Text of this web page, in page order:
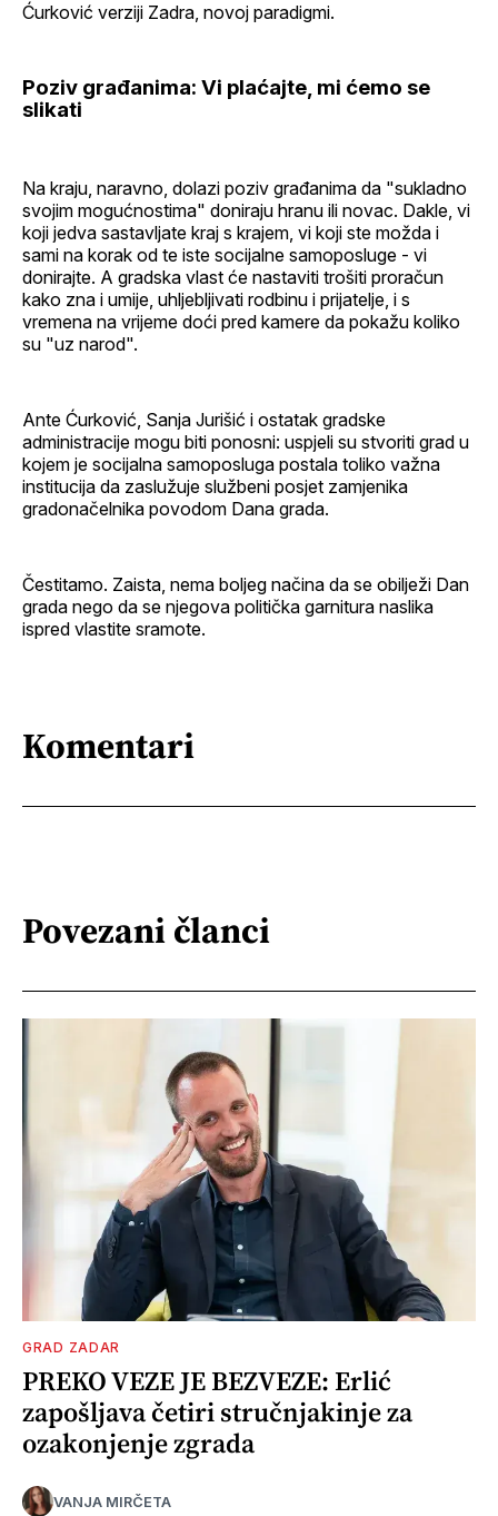
Ćurković verziji Zadra, novoj paradigmi.
Poziv građanima: Vi plaćajte, mi ćemo se
slikati
Na kraju, naravno, dolazi poziv građanima da "sukladno
svojim mogućnostima" doniraju hranu ili novac. Dakle, vi
koji jedva sastavljate kraj s krajem, vi koji ste možda i
sami na korak od te iste socijalne samoposluge - vi
donirajte. A gradska vlast će nastaviti trošiti proračun
kako zna i umije, uhljebljivati rodbinu i prijatelje, i s
vremena na vrijeme doći pred kamere da pokažu koliko
su "uz narod".
Ante Ćurković, Sanja Jurišić i ostatak gradske
administracije mogu biti ponosni: uspjeli su stvoriti grad u
kojem je socijalna samoposluga postala toliko važna
institucija da zaslužuje službeni posjet zamjenika
gradonačelnika povodom Dana grada.
Čestitamo. Zaista, nema boljeg načina da se obilježi Dan
grada nego da se njegova politička garnitura naslika
ispred vlastite sramote.
Komentari
Povezani članci
GRAD ZADAR
PREKO VEZE JE BEZVEZE: Erlić
zapošljava četiri stručnjakinje za
ozakonjenje zgrada
VANJA MIRČETA